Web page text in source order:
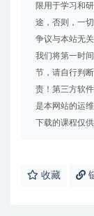
限用于学习和
途，否则，一
争议与本站无
我们将第一时
节，请自行判
责！第三方软
是本网站的运
下载的课程仅供
收藏